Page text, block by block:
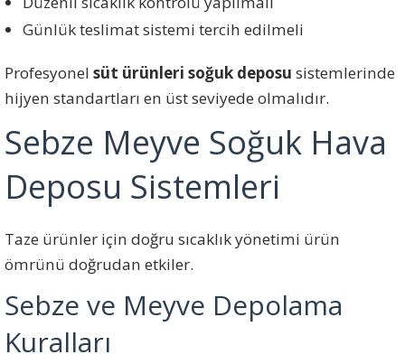
Günlük teslimat sistemi tercih edilmeli
Profesyonel süt ürünleri soğuk deposu sistemlerinde
hijyen standartları en üst seviyede olmalıdır.
Sebze Meyve Soğuk Hava
Deposu Sistemleri
Taze ürünler için doğru sıcaklık yönetimi ürün
ömrünü doğrudan etkiler.
Sebze ve Meyve Depolama
Kuralları